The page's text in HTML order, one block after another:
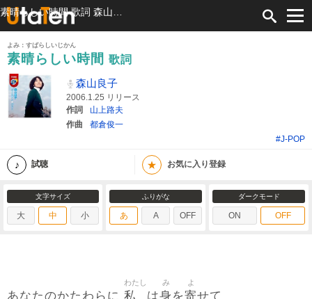
よみ：すばらしいじかん
素晴らしい時間 歌詞
森山良子
2006.1.25 リリース
作詞
山上路夫
作曲
都倉俊一
#J-POP
試聴 ★ お気に入り登録
文字サイズ
大 中 小
ふりがな
あ A OFF
ダークモード
ON OFF
あなたのかたわらに 私
わたし
は身
み
を寄
よ
せて